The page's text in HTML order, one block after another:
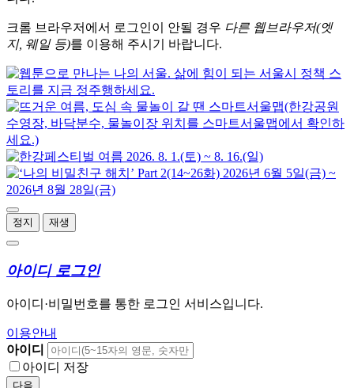
크롬 브라우저에서 로그인이 안될 경우 다른 웹브라우저(엣
지, 웨일 등)를 이용해 주시기 바랍니다.
정지 재생
아이디 로그인
아이디·비밀번호를 통한 로그인 서비스입니다.
이용안내
아이디
아이디 저장
다음